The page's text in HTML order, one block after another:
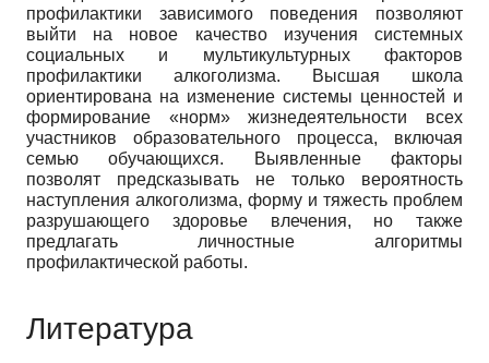
профилактики зависимого поведения позволяют
выйти на новое качество изучения системных
социальных и мультикультурных факторов
профилактики алкоголизма. Высшая школа
ориентирована на изменение системы ценностей и
формирование «норм» жизнедеятельности всех
участников образовательного процесса, включая
семью обучающихся. Выявленные факторы
позволят предсказывать не только вероятность
наступления алкоголизма, форму и тяжесть проблем
разрушающего здоровье влечения, но также
предлагать личностные алгоритмы
профилактической работы.
Литература